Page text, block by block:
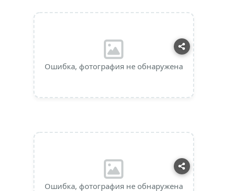
Ошибка, фотография не обнаружена
Ошибка, фотография не обнаружена